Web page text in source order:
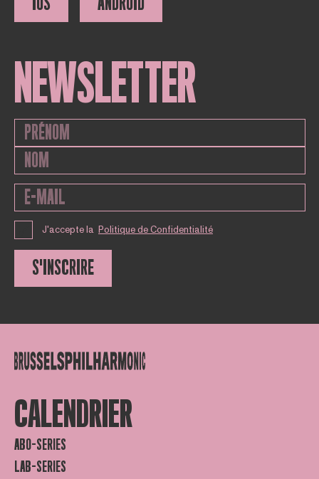
NEWSLETTER
J'accepte la Politique de Confidentialité
S'INSCRIRE
CALENDRIER
ABO-SERIES
LAB-SERIES